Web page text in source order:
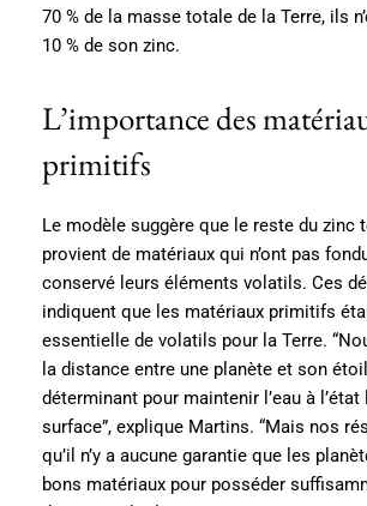
70 % de la masse totale de la Terre, ils
10 % de son zinc.
L’importance des
primitifs
Le modèle suggère que le reste du zinc
provient de matériaux qui n’ont pas
conservé leurs éléments volatils. Ces
indiquent que les matériaux primitifs
essentielle de volatils pour la Terre.
la distance entre une planète et son
déterminant pour maintenir l’eau à
surface”, explique Martins. “Mais nos
qu’il n’y a aucune garantie que les
bons matériaux pour posséder